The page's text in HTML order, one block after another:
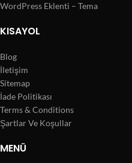
WordPress Eklenti – Tema
KISAYOL
Blog
İletişim
Sitemap
İade Politikası
Terms & Conditions
Şartlar Ve Koşullar
MENÜ